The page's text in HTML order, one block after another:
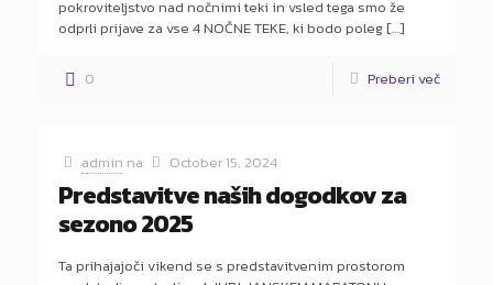
pokroviteljstvo nad nočnimi teki in vsled tega smo že
odprli prijave za vse 4 NOČNE TEKE, ki bodo poleg […]
0 Preberi več
admin na October 15, 2024
Predstavitve naših dogodkov za
sezono 2025
Ta prihajajoči vikend se s predstavitvenim prostorom